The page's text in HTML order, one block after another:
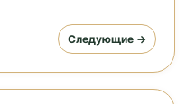
Следующие →